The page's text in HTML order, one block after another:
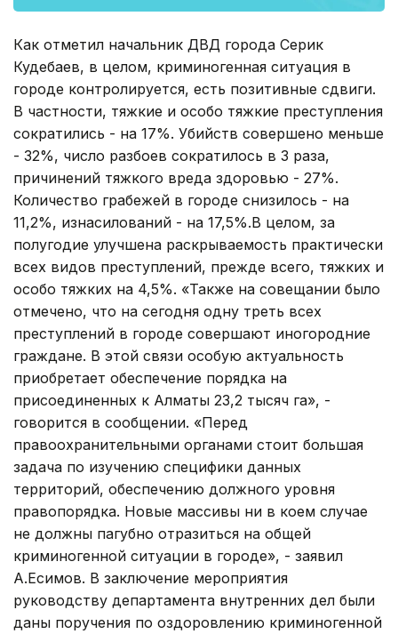
Как отметил начальник ДВД города Серик
Кудебаев, в целом, криминогенная ситуация в
городе контролируется, есть позитивные сдвиги.
В частности, тяжкие и особо тяжкие преступления
сократились - на 17%. Убийств совершено меньше
- 32%, число разбоев сократилось в 3 раза,
причинений тяжкого вреда здоровью - 27%.
Количество грабежей в городе снизилось - на
11,2%, изнасилований - на 17,5%.В целом, за
полугодие улучшена раскрываемость практически
всех видов преступлений, прежде всего, тяжких и
особо тяжких на 4,5%. «Также на совещании было
отмечено, что на сегодня одну треть всех
преступлений в городе совершают иногородние
граждане. В этой связи особую актуальность
приобретает обеспечение порядка на
присоединенных к Алматы 23,2 тысяч га», -
говорится в сообщении. «Перед
правоохранительными органами стоит большая
задача по изучению специфики данных
территорий, обеспечению должного уровня
правопорядка. Новые массивы ни в коем случае
не должны пагубно отразиться на общей
криминогенной ситуации в городе», - заявил
А.Есимов. В заключение мероприятия
руководству департамента внутренних дел были
даны поручения по оздоровлению криминогенной